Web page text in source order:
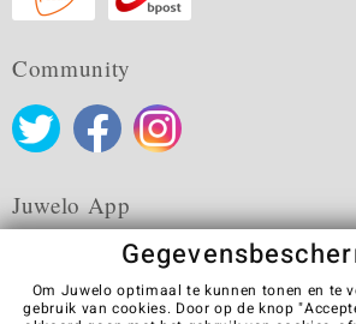
Community
Juwelo App
Om Juwelo optimaal te kunnen tonen en te
gebruik van cookies. Door op de knop